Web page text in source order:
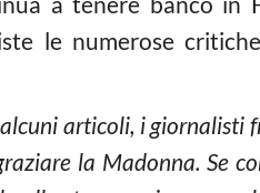
le numerose
articoli, i
la Madonna. Se